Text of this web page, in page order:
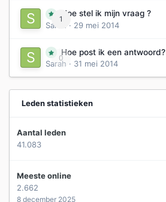
1
Hoe stel ik mijn vraag ?
Sarah
· 29 mei 2014
0
Hoe post ik een antwoord?
Sarah · 31 mei 2014
Leden statistieken
Aantal leden
41.083
Meeste online
2.662
8 december 2025